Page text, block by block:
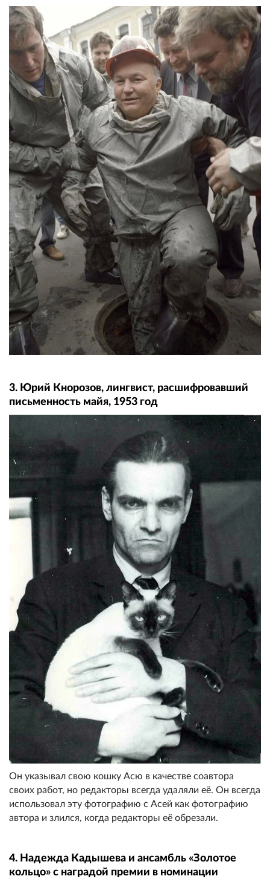
3. Юрий Кнорозов, лингвист, расшифровавший
письменность майя, 1953 год
Он указывал свою кошку Асю в качестве соавтора
своих работ, но редакторы всегда удаляли её. Он всегда
использовал эту фотографию с Асей как фотографию
автора и злился, когда редакторы её обрезали.
4. Надежда Кадышева и ансамбль «Золотое
кольцо» с наградой премии в номинации